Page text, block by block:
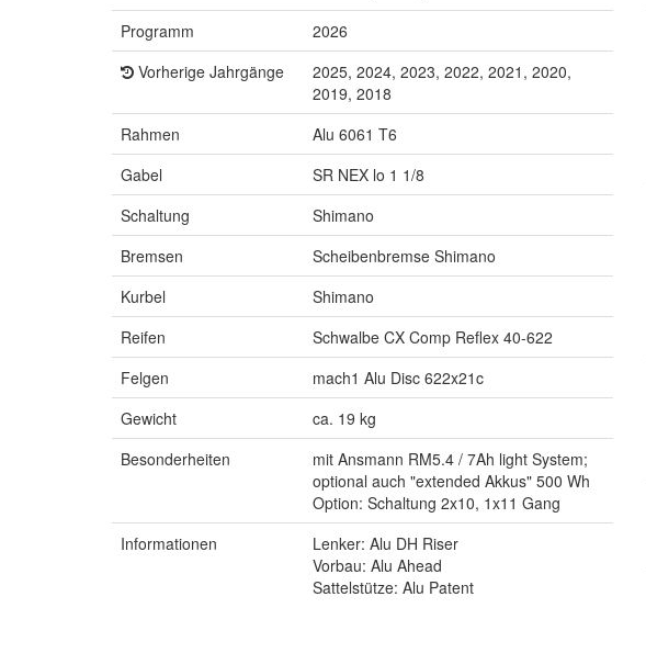
Programm
2026
Vorherige Jahrgänge
2025, 2024, 2023, 2022, 2021, 2020,
2019, 2018
Rahmen
Alu 6061 T6
Gabel
SR NEX lo 1 1/8
Schaltung
Shimano
Bremsen
Scheibenbremse Shimano
Kurbel
Shimano
Reifen
Schwalbe CX Comp Reflex 40-622
Felgen
mach1 Alu Disc 622x21c
Gewicht
ca. 19 kg
Besonderheiten
mit Ansmann RM5.4 / 7Ah light System;
optional auch "extended Akkus" 500 Wh
Option: Schaltung 2x10, 1x11 Gang
Informationen
Lenker: Alu DH Riser
Vorbau: Alu Ahead
Sattelstütze: Alu Patent